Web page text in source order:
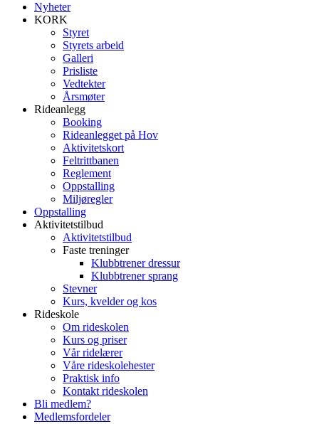
Nyheter
KORK
Styret
Styrets arbeid
Galleri
Prisliste
Vedtekter
Årsmøter
Rideanlegg
Booking
Rideanlegget på Hov
Aktivitetskort
Feltrittbanen
Reglement
Oppstalling
Miljøregler
Oppstalling
Aktivitetstilbud
Aktivitetstilbud
Faste treninger
Klubbtrener dressur
Klubbtrener sprang
Stevner
Kurs, kvelder og kos
Rideskole
Om rideskolen
Kurs og priser
Vår ridelærer
Våre rideskolehester
Praktisk info
Kontakt rideskolen
Bli medlem?
Medlemsfordeler